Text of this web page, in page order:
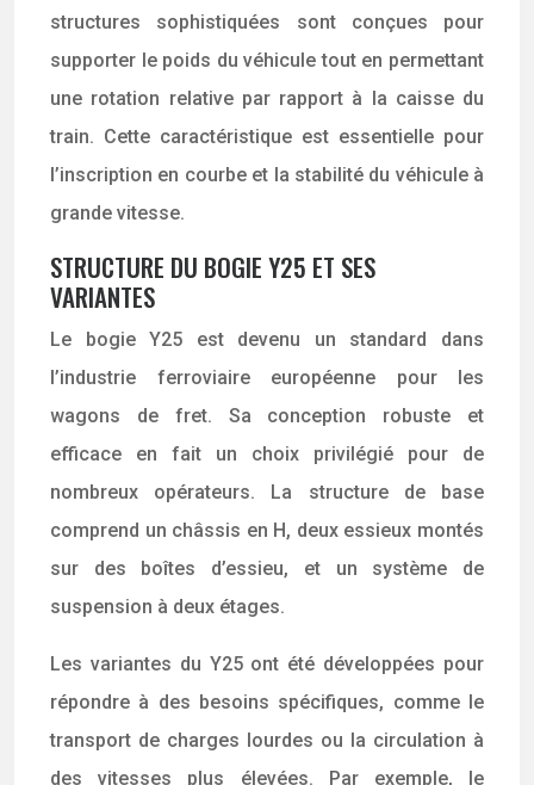
structures sophistiquées sont conçues pour
supporter le poids du véhicule tout en permettant
une rotation relative par rapport à la caisse du
train. Cette caractéristique est essentielle pour
l’inscription en courbe et la stabilité du véhicule à
grande vitesse.
STRUCTURE DU BOGIE Y25 ET SES
VARIANTES
Le bogie Y25 est devenu un standard dans
l’industrie ferroviaire européenne pour les
wagons de fret. Sa conception robuste et
efficace en fait un choix privilégié pour de
nombreux opérateurs. La structure de base
comprend un châssis en H, deux essieux montés
sur des boîtes d’essieu, et un système de
suspension à deux étages.
Les variantes du Y25 ont été développées pour
répondre à des besoins spécifiques, comme le
transport de charges lourdes ou la circulation à
des vitesses plus élevées. Par exemple, le